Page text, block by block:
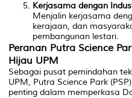
Kerjasama dengan
Menjalin kerjasama
kerajaan, dan
pembangunan lestari.
Peranan Putra Science
Hijau UPM
Sebagai pusat pemindahan
UPM, Putra Science Park
penting dalam memperkasa